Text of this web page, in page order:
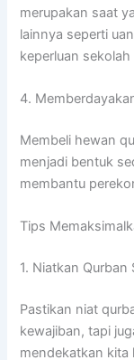
merupakan saat
lainnya seperti
keperluan
4.
Membeli hewan
menjadi bentuk
membantu
Tips
1. Niatkan
Pastikan niat
kewajiban, tapi
mendekatkan kita